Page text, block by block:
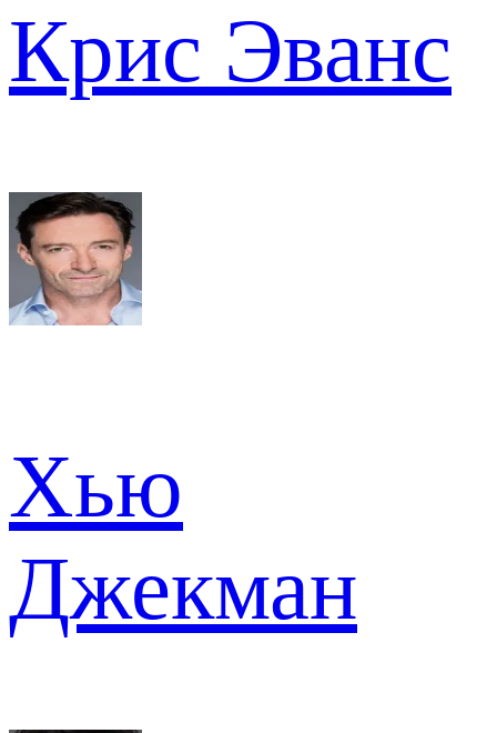
Крис Эванс
Хью
Джекман